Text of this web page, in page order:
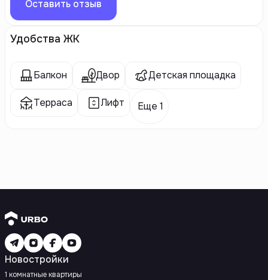
Оставить отзыв
Удобства ЖК
Балкон Двор Детская площадка
Терраса Лифт Еще 1
Новостройки
1 комнатные квартиры